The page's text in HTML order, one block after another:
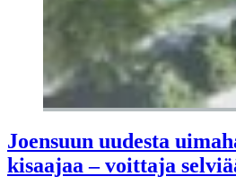
Joensuun uudesta
kisaajaa – voittaja